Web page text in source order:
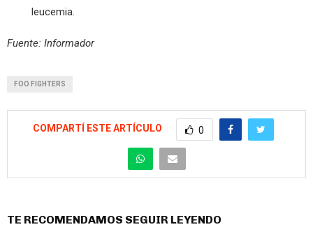
leucemia.
Fuente: Informador
FOO FIGHTERS
COMPARTÍ ESTE ARTÍCULO 0
TE RECOMENDAMOS SEGUIR LEYENDO